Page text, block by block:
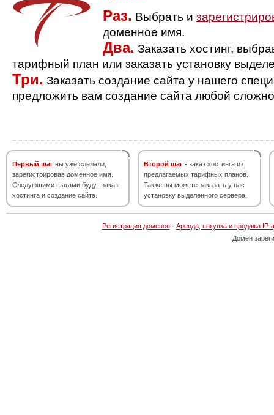
Раз. Выбрать и
доменное имя.
Два. Заказать хостинг,
тарифный план или заказать установку
Три. Заказать создание сайта у нашего
предложить вам создание сайта любой
Первый шаг вы уже сделали,
зарегистрировав доменное имя.
Следующими шагами будут заказ
хостинга и создание сайта.
Второй шаг - заказ хостинга из
предлагаемых тарифных планов.
Также вы можете заказать у нас
установку выделенного сервера.
Регистрация доменов· Аренда, покупка и продажа IP-
Домен